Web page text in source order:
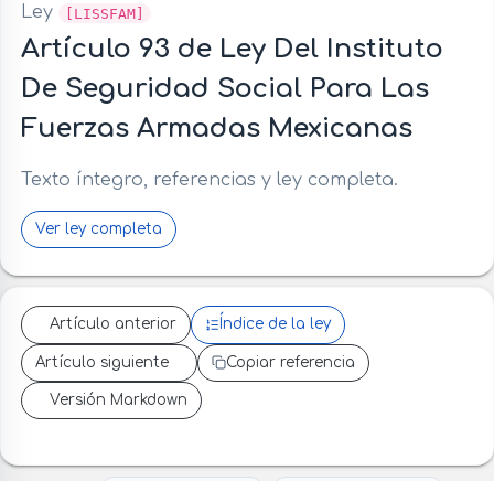
Ley [LISSFAM]
Artículo 93 de Ley Del Instituto
De Seguridad Social Para Las
Fuerzas Armadas Mexicanas
Texto íntegro, referencias y ley completa.
Ver ley completa
Artículo anterior Índice de la ley
Artículo siguiente Copiar referencia
Versión Markdown